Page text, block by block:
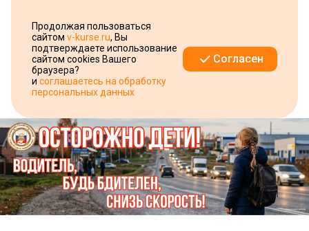
Продолжая пользоваться
сайтом v-kurse.ru, Вы
подтверждаете использование
сайтом cookies Вашего
браузера?
и соглашаетесь на обработку
персональных данных
Согласен